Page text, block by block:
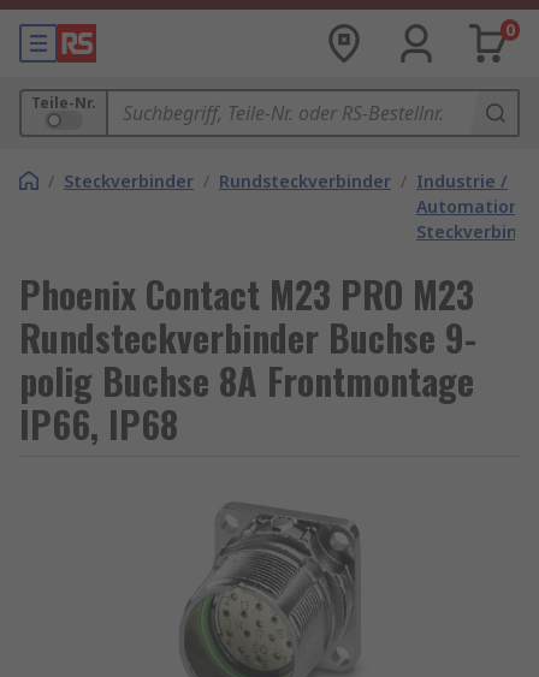
0
Teile-Nr.
/ Steckverbinder / Rundsteckverbinder / Industrie /
Automation
Phoenix Contact M23 PRO M23
Rundsteckverbinder Buchse 9-
polig Buchse 8A Frontmontage
IP66, IP68